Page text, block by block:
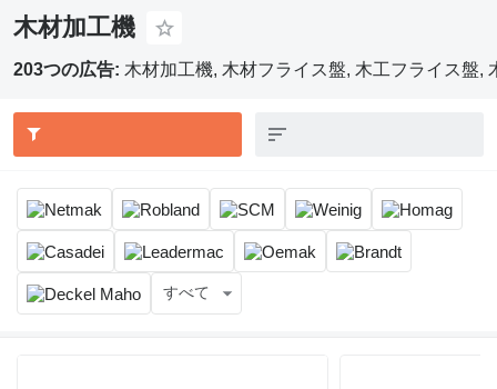
木材加工機
203つの広告: 木材加工機, 木材フライス盤, 木工フライス盤,
すべて